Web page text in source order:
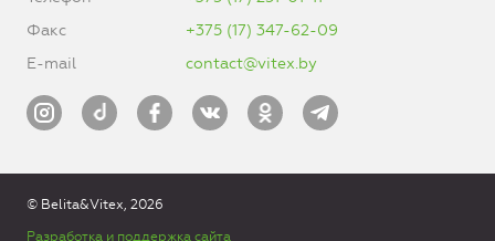
Факс
+375 (17) 347-62-09
E-mail
contact@vitex.by
© Belita&Vitex, 2026
Разработка и поддержка сайта